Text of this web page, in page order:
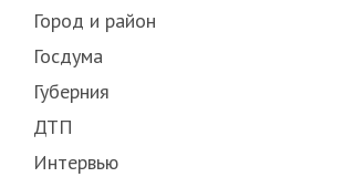
Город и район
Госдума
Губерния
ДТП
Интервью